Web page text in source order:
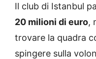
Il club di Istanbul
20 milioni di euro,
trovare la quadra
spingere sulla